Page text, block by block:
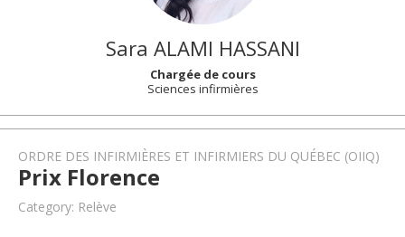
Sara ALAMI HASSANI
Chargée de cours
Sciences infirmières
ORDRE DES INFIRMIÈRES ET INFIRMIERS DU QUÉBEC (OIIQ)
Prix Florence
Category: Relève